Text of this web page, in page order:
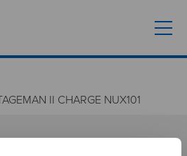
II CHARGE NUX101